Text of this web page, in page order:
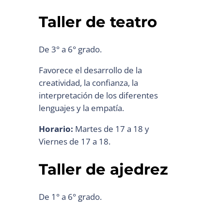
Taller de teatro
De 3° a 6° grado.
Favorece el desarrollo de la
creatividad, la confianza, la
interpretación de los diferentes
lenguajes y la empatía.
Horario: Martes de 17 a 18 y
Viernes de 17 a 18.
Taller de ajedrez
De 1° a 6° grado.